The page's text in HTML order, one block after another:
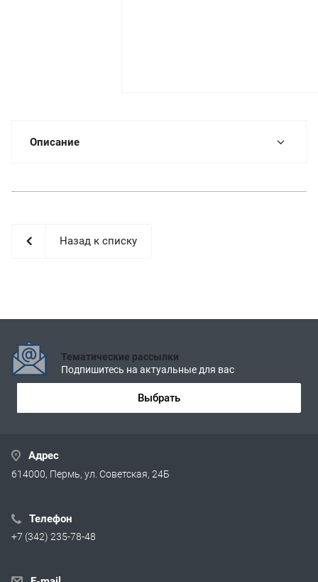
Описание
Назад к списку
Тематические рассылки
Подпишитесь на актуальные для вас
Выбрать
Адрес
614000, Пермь, ул. Советская, 24Б
Телефон
+7 (342) 235-78-48